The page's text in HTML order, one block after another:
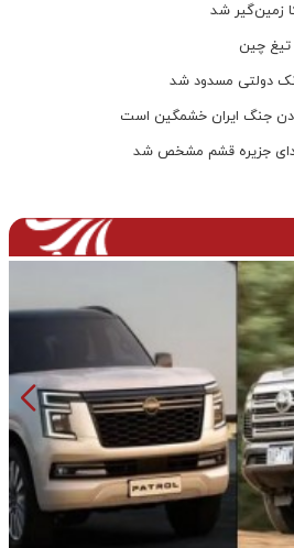
زمین‌گیر شد
تیغ چین
دولتی مسدود شد
دادن جنگ ایران خشمگین است
شهدای جزیره قشم مشخص شد